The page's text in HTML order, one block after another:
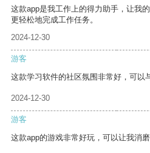
这款app是我工作上的得力助手，让我
更轻松地完成工作任务。
2024-12-30
游客
这款学习软件的社区氛围非常好，可以
2024-12-30
游客
这款app的游戏非常好玩，可以让我消磨